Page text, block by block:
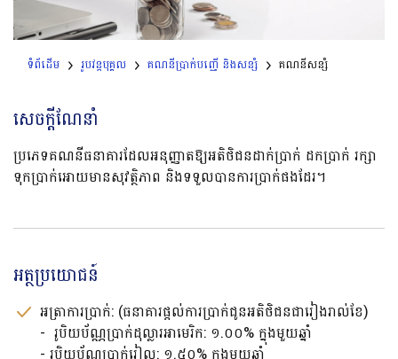
ទំព័ដើម រូបវន្តបុគ្គល គណនីប្រាក់បញ្ញើ និងសន្សំ គណនីសន្សំ
សេចក្តីណែនាំ
ប្រភេទគណនីធនាគារដែលអនុញ្ញាតឱ្យអតិថិជនដាក់ប្រាក់ ដកប្រាក់ រក្សា
ទុកប្រាក់អោយមានសុវត្ថិភាព និងទទួលបានការប្រាក់ផងដែរ។
អត្ថប្រយោជន៍
­អត្រាការប្រាក់: (ធនាគារផ្តល់ការប្រាក់ជូនអតិថិជនជារៀងរាល់ខែ)
- ​​ រូបិយប័ណ្ណប្រាក់ដុល្លារអាមេរិក: ១.០០%​ ក្នុងមួយឆ្នាំ